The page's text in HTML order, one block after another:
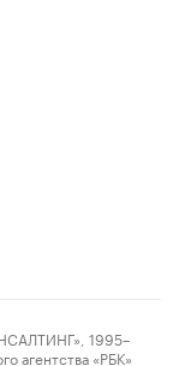
1995–
агентства «РБК»